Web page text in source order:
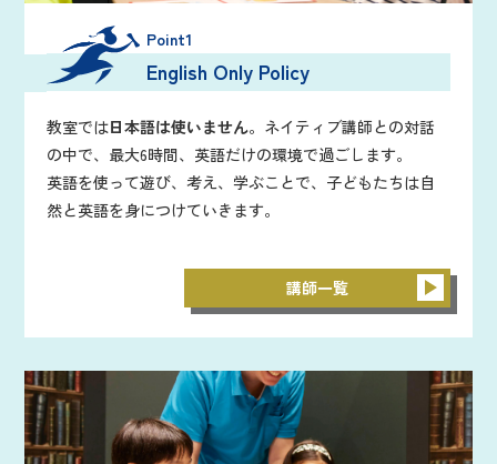
Point1
English Only Policy
教室では日本語は使いません。ネイティブ講師との対話
の中で、最大6時間、英語だけの環境で過ごします。
英語を使って遊び、考え、学ぶことで、子どもたちは自
然と英語を身につけていきます。
講師一覧